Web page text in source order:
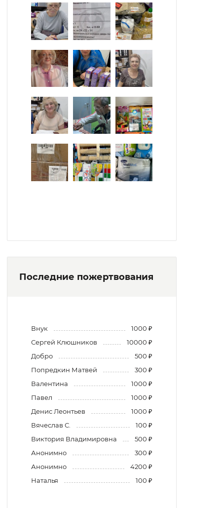
Последние пожертвования
Внук
1000 ₽
Сергей Клюшников
10000 ₽
Добро
500 ₽
Попредкин Матвей
300 ₽
Валентина
1000 ₽
Павел
1000 ₽
Денис Леонтьев
1000 ₽
Вячеслав С.
100 ₽
Виктория Владимировна
500 ₽
Анонимно
300 ₽
Анонимно
4200 ₽
Наталья
100 ₽